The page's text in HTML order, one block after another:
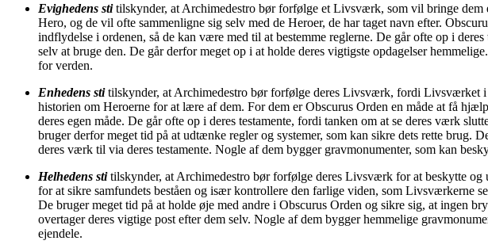
Evighedens stitilskynder, at Archimedestro bør forfølge et Livsværk, som vil bringe
Hero, og de vil ofte sammenligne sig selv med de Heroer, de har taget navn efter.
indflydelse i ordenen, så de kan være med til at bestemme reglerne. De går ofte op i
selv at bruge den. De går derfor meget op i at holde deres vigtigste opdagelser
for verden.
Enhedens stitilskynder, at Archimedestro bør forfølge deres Livsværk, fordi Livsværket
historien om Heroerne for at lære af dem. For dem er Obscurus Orden en måde at få
deres egen måde. De går ofte op i deres testamente, fordi tanken om at se deres værk
bruger derfor meget tid på at udtænke regler og systemer, som kan sikre dets rette brug.
deres værk til via deres testamente. Nogle af dem bygger gravmonumenter, som kan
Helhedens stitilskynder, at Archimedestro bør forfølge deres Livsværk for at beskytte og
for at sikre samfundets beståen og især kontrollere den farlige viden, som Livsværkerne
De bruger meget tid på at holde øje med andre i Obscurus Orden og sikre sig, at ingen
overtager deres vigtige post efter dem selv. Nogle af dem bygger hemmelige
ejendele.